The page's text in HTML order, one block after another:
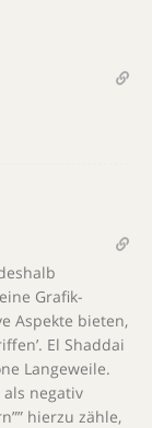
Grafik-
Aspekte bieten,
El Shaddai
Langeweile.
negativ
hierzu zähle,